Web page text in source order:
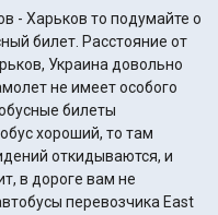
- Харьков то подумайте о
билет. Расстояние от
Украина довольно
не имеет особого
билеты
откидываются, и
в дороге вам не
перевозчика East